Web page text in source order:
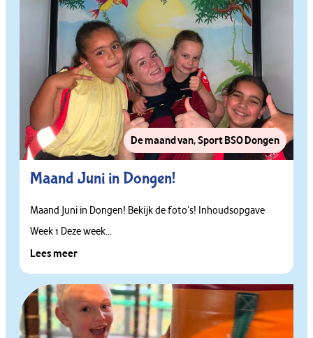
De maand van,Sport BSO Dongen
Maand Juni in Dongen!
Maand Juni in Dongen! Bekijk de foto’s! Inhoudsopgave
Week 1 Deze week...
Lees meer